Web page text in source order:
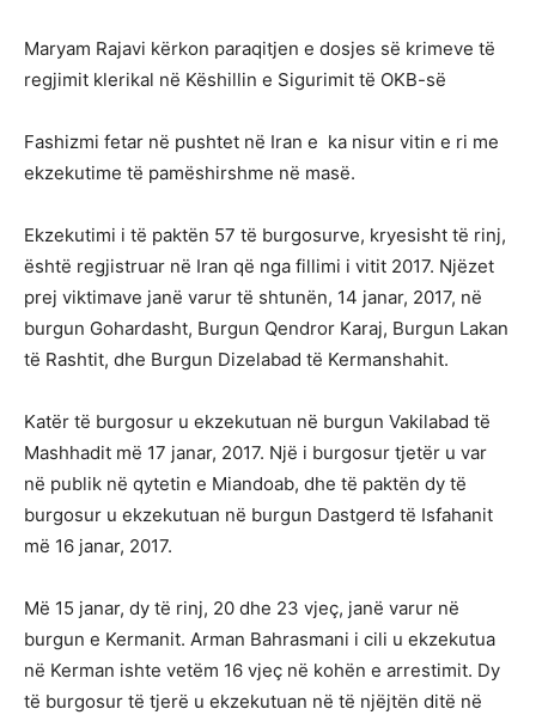
Maryam Rajavi kërkon paraqitjen e dosjes së krimeve të
regjimit klerikal në Këshillin e Sigurimit të OKB-së
Fashizmi fetar në pushtet në Iran e ka nisur vitin e ri me
ekzekutime të pamëshirshme në masë.
Ekzekutimi i të paktën 57 të burgosurve, kryesisht të rinj,
është regjistruar në Iran që nga fillimi i vitit 2017. Njëzet
prej viktimave janë varur të shtunën, 14 janar, 2017, në
burgun Gohardasht, Burgun Qendror Karaj, Burgun Lakan
të Rashtit, dhe Burgun Dizelabad të Kermanshahit.
Katër të burgosur u ekzekutuan në burgun Vakilabad të
Mashhadit më 17 janar, 2017. Një i burgosur tjetër u var
në publik në qytetin e Miandoab, dhe të paktën dy të
burgosur u ekzekutuan në burgun Dastgerd të Isfahanit
më 16 janar, 2017.
Më 15 janar, dy të rinj, 20 dhe 23 vjeç, janë varur në
burgun e Kermanit. Arman Bahrasmani i cili u ekzekutua
në Kerman ishte vetëm 16 vjeç në kohën e arrestimit. Dy
të burgosur të tjerë u ekzekutuan në të njëjtën ditë në